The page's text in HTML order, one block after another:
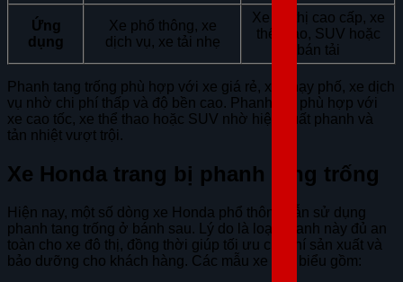
Ứng
dụng
Xe phổ thông, xe
dịch vụ, xe tải nhẹ
Xe đô thị cao cấp, xe
thể thao, SUV hoặc
bán tải
Phanh tang trống phù hợp với xe giá rẻ, xe chạy phố, xe dịch
vụ nhờ chi phí thấp và độ bền cao. Phanh đĩa phù hợp với
xe cao tốc, xe thể thao hoặc SUV nhờ hiệu suất phanh và
tản nhiệt vượt trội.
Xe Honda trang bị phanh tang trống
Hiện nay, một số dòng xe Honda phổ thông vẫn sử dụng
phanh tang trống ở bánh sau. Lý do là loại phanh này đủ an
toàn cho xe đô thị, đồng thời giúp tối ưu chi phí sản xuất và
bảo dưỡng cho khách hàng. Các mẫu xe tiêu biểu gồm: